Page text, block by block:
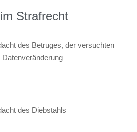
Strafrecht
des Betruges, der versuchten
des Diebstahls